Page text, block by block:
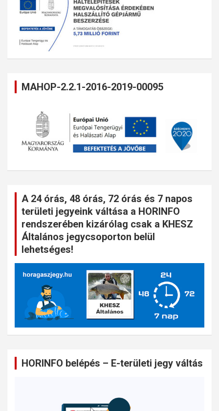
MAHOP-2.2.1-2016-2019-00095
A 24 órás, 48 órás, 72 órás és 7 napos
területi jegyeink váltása a HORINFO
rendszerében kizárólag csak a KHESZ
Általános jegycsoporton belül
lehetséges!
HORINFO belépés – E-területi jegy váltás